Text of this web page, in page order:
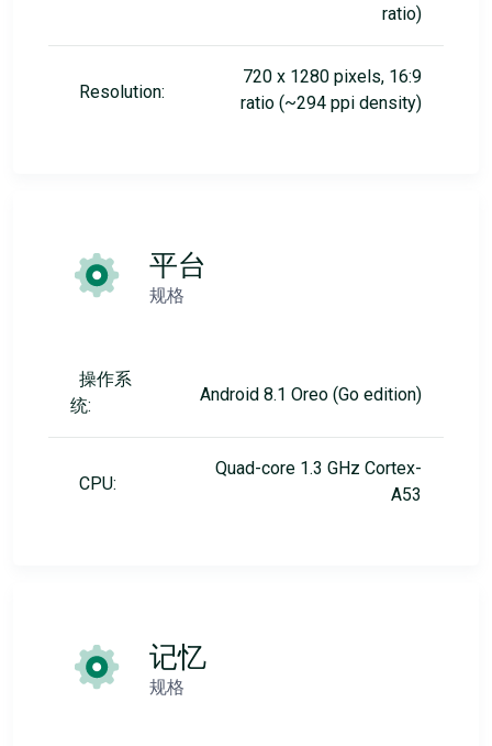
ratio)
Resolution:
720 x 1280 pixels, 16:9
ratio (~294 ppi density)
平台
规格
操作系
统:
Android 8.1 Oreo (Go edition)
CPU:
Quad-core 1.3 GHz Cortex-
A53
记忆
规格